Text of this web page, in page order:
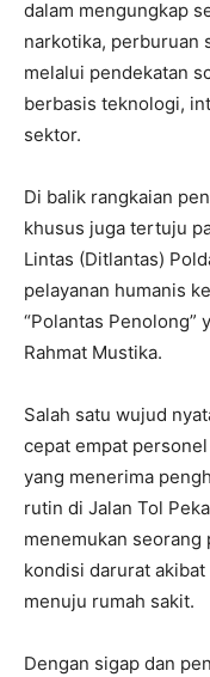
dalam mengungkap
narkotika, perburuan
melalui pendekatan
berbasis teknologi,
sektor.
Di balik rangkaian
khusus juga tertuju
Lintas (Ditlantas)
pelayanan humanis
“Polantas Penolong”
Rahmat Mustika.
Salah satu wujud
cepat empat
yang menerima
rutin di Jalan Tol
menemukan seorang
kondisi darurat
menuju rumah sakit.
Dengan sigap dan